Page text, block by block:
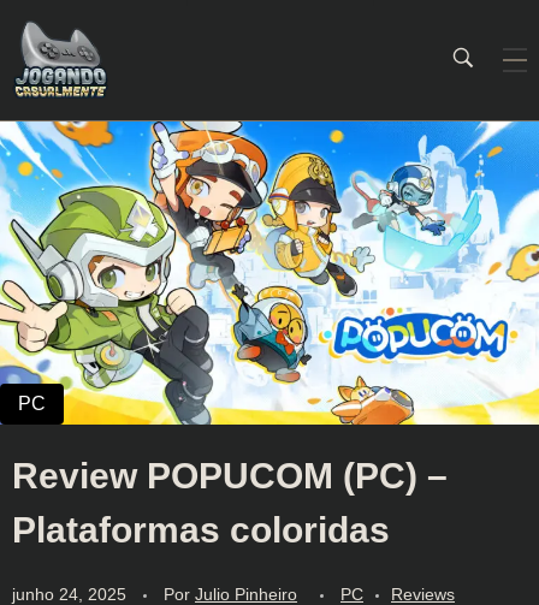
Jogando Casualmente
Conteúdo family friendly sobre games! Desde 2019 analisando jogos.
Review POPUCOM (PC) –
Plataformas coloridas
junho 24, 2025 Por Julio Pinheiro PC Reviews